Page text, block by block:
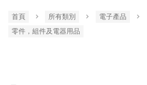
首頁 所有類別
電子產品
零件，組件及電器用品